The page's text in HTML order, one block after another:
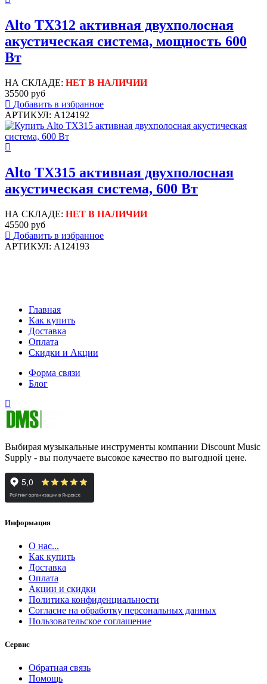
Alto TX312 активная двухполосная
акустическая система, мощность 600
Вт
НА СКЛАДЕ: НЕТ В НАЛИЧИИ
35500 руб
Добавить в избранное
АРТИКУЛ: A124192
Alto TX315 активная двухполосная
акустическая система, 600 Вт
НА СКЛАДЕ: НЕТ В НАЛИЧИИ
45500 руб
Добавить в избранное
АРТИКУЛ: A124193
Главная
Как купить
Доставка
Оплата
Скидки и Акции
Форма связи
Блог
Выбирая музыкальные инструменты компании Discount Music
Supply - вы получаете высокое качество по выгодной цене.
Информация
О нас...
Как купить
Доставка
Оплата
Акции и скидки
Политика конфиденциальности
Согласие на обработку персональных данных
Пользовательское соглашение
Сервис
Обратная связь
Помощь